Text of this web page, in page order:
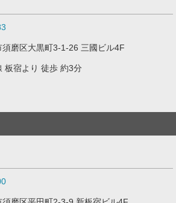
須磨区大黒町3-1-26 三國ビル4F
板宿より 徒歩 約3分